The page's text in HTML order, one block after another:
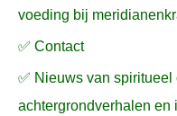
voeding bij
✅ Contact
✅ Nieuws van
achtergrondverhalen en